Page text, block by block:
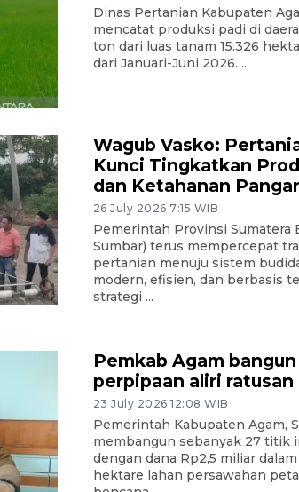
Dinas Pertanian Kabupaten
mencatat produksi padi di
ton dari luas tanam 15.326
dari Januari-Juni 2026. ...
Wagub Vasko:
Kunci Tingkatkan
dan Ketahanan
26 July 2026 7:15 WIB
Pemerintah Provinsi Sumatera
Sumbar) terus mempercepat
pertanian menuju sistem
modern, efisien, dan berbasis
strategi ...
Pemkab Agam
perpipaan aliri
23 July 2026 12:08 WIB
Pemerintah Kabupaten Agam,
membangun sebanyak 27 titik
dengan dana Rp2,5 miliar
hektare lahan persawahan